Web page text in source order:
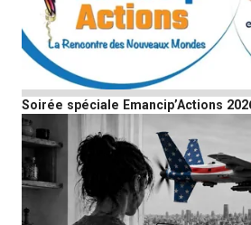
Soirée spéciale Emancip’Actions